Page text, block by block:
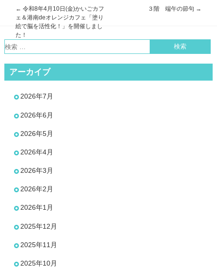
投
稿
ナ
ビ
ゲ
ョ
ン
← 令和8年4月10日(金)かいごカフ
ェ＆港南deオレンジカフェ「塗り
絵で脳を活性化！」を開催しまし
た！
３階 端午の節句 →
アーカイブ
2026年7月
2026年6月
2026年5月
2026年4月
2026年3月
2026年2月
2026年1月
2025年12月
2025年11月
2025年10月